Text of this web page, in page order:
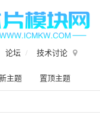
论坛 技术讨论
主题 置顶主题